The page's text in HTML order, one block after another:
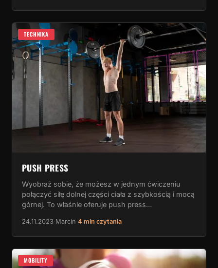
TECHNIKA
PUSH PRESS
Wyobraź sobie, że możesz w jednym ćwiczeniu
połączyć siłę dolnej części ciała z szybkością i mocą
górnej. To właśnie oferuje push press…
24.11.2023 Marcin 4 min czytania
MOBILITY